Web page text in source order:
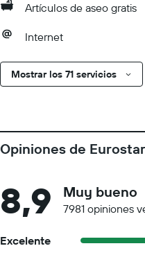
Artículos de aseo gratis
Internet
Mostrar los 71 servicios
Opiniones de
8,9 Muy bueno
7981 opiniones
Excelente